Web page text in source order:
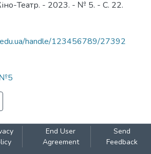
Театр. - 2023. - № 5. - C. 22.
handle/123456789/27392
№5
End User
Agreement
Send
Feedback